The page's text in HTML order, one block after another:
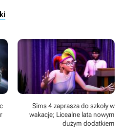
Sims 4 zaprasza do szkoły w
wakacje; Licealne lata nowym
dużym dodatkiem